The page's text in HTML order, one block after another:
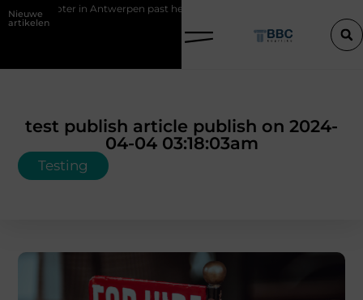
Nieuwe
artikelen
scooter in Antwerpen past het best bij uw situatie?
test publish article publish on 2024-
04-04 03:18:03am
Testing